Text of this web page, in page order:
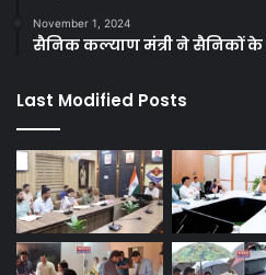
November 1, 2024
सैनिक कल्याण मंत्री ने सैनिकों के
Last Modified Posts